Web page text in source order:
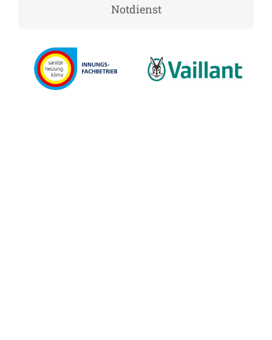
Notdienst